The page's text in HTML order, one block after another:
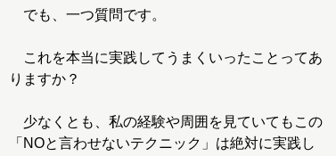
でも、一つ質問です。
これを本当に実践してうまくいったことってあ
りますか？
少なくとも、私の経験や周囲を見ていてもこの
「NOと言わせないテクニック」は絶対に実践し